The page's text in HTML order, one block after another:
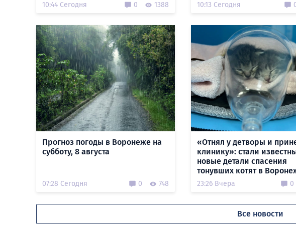
10:44 Сегодня 0 1388 10:13 Сегодня
Прогноз погоды в Воронеже на
субботу, 8 августа
07:28 Сегодня 0 748
«Отнял у детворы и
клинику»: стали
новые детали спасения
тонувших котят в
23:26 Вчера 0
Все новости